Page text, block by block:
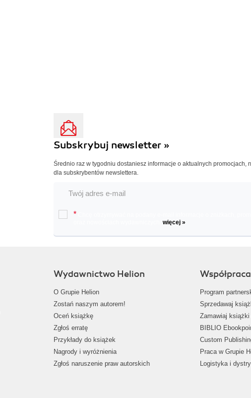
Subskrybuj newsletter »
Średnio raz w tygodniu dostaniesz informacje o aktualnych promocjach,
dla subskrybentów newslettera.
*
więcej »
Wydawnictwo Helion
O Grupie Helion
Zostań naszym autorem!
Oceń książkę
Zgłoś erratę
Przykłady do książek
Nagrody i wyróżnienia
Zgłoś naruszenie praw autorskich
Współpraca
Program
Sprzedawaj
Zamawiaj
BIBLIO
Custom
Praca w Grupie
Logistyka i